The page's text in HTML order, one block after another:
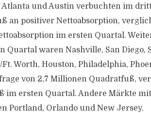
Atlanta und Austin verbuchten im
an positiver Nettoabsorption,
im ersten Quartal.
waren Nashville, San Diego,
Worth, Houston, Philadelphia,
von 2,7 Millionen Quadratfuß,
im ersten Quartal. Andere Märkte
Portland, Orlando und New Jersey.